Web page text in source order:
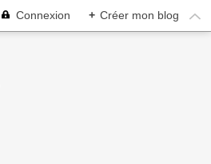
Connexion + Créer mon blog